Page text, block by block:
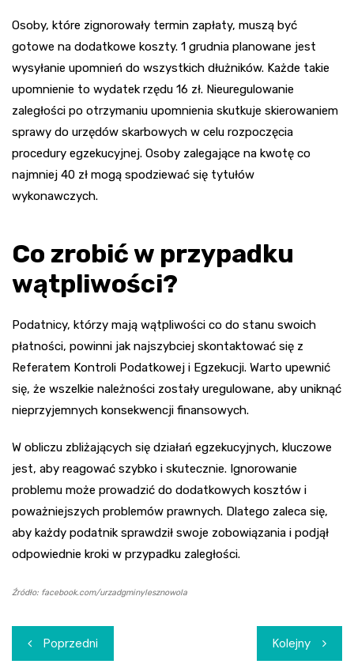
Osoby, które zignorowały termin zapłaty, muszą być
gotowe na dodatkowe koszty. 1 grudnia planowane jest
wysyłanie upomnień do wszystkich dłużników. Każde takie
upomnienie to wydatek rzędu 16 zł. Nieuregulowanie
zaległości po otrzymaniu upomnienia skutkuje skierowaniem
sprawy do urzędów skarbowych w celu rozpoczęcia
procedury egzekucyjnej. Osoby zalegające na kwotę co
najmniej 40 zł mogą spodziewać się tytułów
wykonawczych.
Co zrobić w przypadku
wątpliwości?
Podatnicy, którzy mają wątpliwości co do stanu swoich
płatności, powinni jak najszybciej skontaktować się z
Referatem Kontroli Podatkowej i Egzekucji. Warto upewnić
się, że wszelkie należności zostały uregulowane, aby uniknąć
nieprzyjemnych konsekwencji finansowych.
W obliczu zbliżających się działań egzekucyjnych, kluczowe
jest, aby reagować szybko i skutecznie. Ignorowanie
problemu może prowadzić do dodatkowych kosztów i
poważniejszych problemów prawnych. Dlatego zaleca się,
aby każdy podatnik sprawdził swoje zobowiązania i podjął
odpowiednie kroki w przypadku zaległości.
Źródło: facebook.com/urzadgminylesznowola
Nawigacja
Poprzedni Kolejny